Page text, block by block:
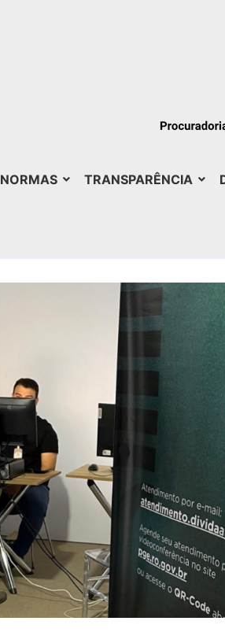
NORMAS TRANSPARÊNCIA